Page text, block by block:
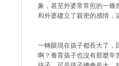
象，甚至外婆常常煎的一條
和外婆建立了親密的感情，
一轉眼現在孩子都長大了，
啊？養育孩子也沒有那麼辛